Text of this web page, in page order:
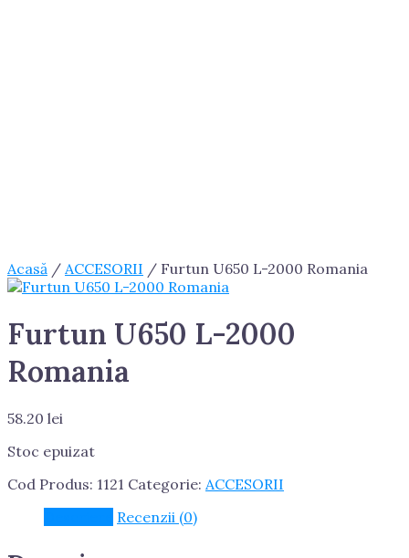
Acasă / ACCESORII / Furtun U650 L-2000 Romania
Furtun U650 L-2000
Romania
58.20 lei
Stoc epuizat
Cod Produs: 1121 Categorie: ACCESORII
Recenzii (0)